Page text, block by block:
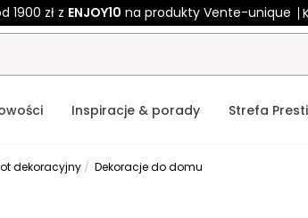
1900 zł z ENJOY10na produkty Vente-unique
Inspiracje & porady Strefa
dekoracyjny Dekoracje do domu